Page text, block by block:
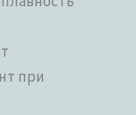
при